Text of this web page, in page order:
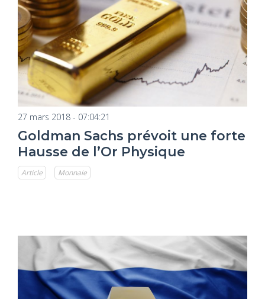
27 mars 2018 - 07:04:21
Goldman Sachs prévoit une forte
Hausse de l’Or Physique
Article Monnaie